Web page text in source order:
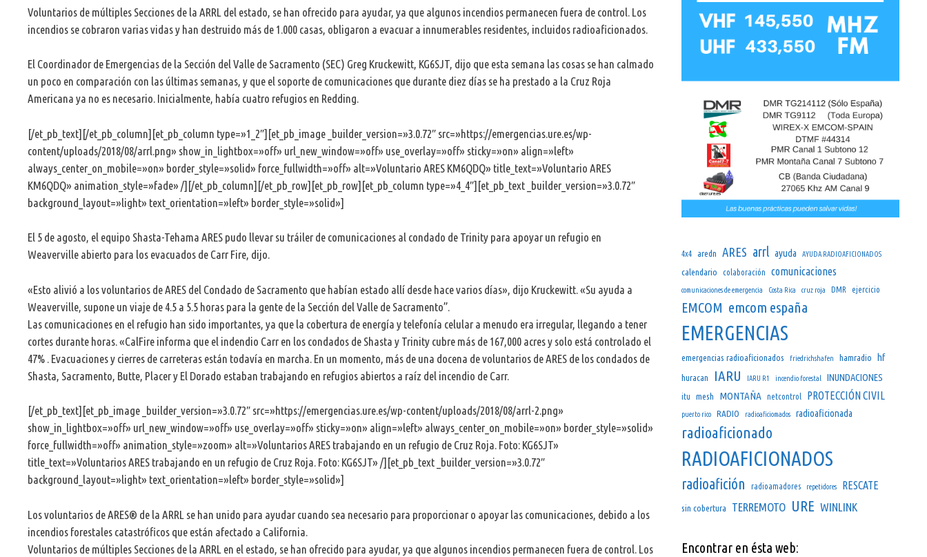
Voluntarios de múltiples Secciones de la ARRL del estado, se han ofrecido para ayudar, ya que algunos incendios permanecen fuera de control. Los
incendios se cobraron varias vidas y han destruido más de 1.000 casas, obligaron a evacuar a innumerables residentes, incluidos radioaficionados.
El Coordinador de Emergencias de la Sección del Valle de Sacramento (SEC) Greg Kruckewitt, KG6SJT, dijo que esta semana las cosas se han calmado
un poco en comparación con las últimas semanas, y que el soporte de comunicaciones que durante diez días se ha prestado a la Cruz Roja
Americana ya no es necesario. Inicialmente, había cuatro refugios en Redding.
[/et_pb_text][/et_pb_column][et_pb_column type=»1_2″][et_pb_image _builder_version=»3.0.72″ src=»https://emergencias.ure.es/wp-
content/uploads/2018/08/arrl.png» show_in_lightbox=»off» url_new_window=»off» use_overlay=»off» sticky=»on» align=»left»
always_center_on_mobile=»on» border_style=»solid» force_fullwidth=»off» alt=»Voluntario ARES KM6QDQ» title_text=»Voluntario ARES
KM6QDQ» animation_style=»fade» /][/et_pb_column][/et_pb_row][et_pb_row][et_pb_column type=»4_4″][et_pb_text _builder_version=»3.0.72″
background_layout=»light» text_orientation=»left» border_style=»solid»]
El 5 de agosto, el equipo Shasta-Tehama ARES pudo llevar su tráiler de comunicaciones al condado de Trinity para apoyar un refugio en
Weaverville abierto para los evacuados de Carr Fire, dijo.
«Esto alivió a los voluntarios de ARES del Condado de Sacramento que habían estado allí desde hace varios días», dijo Kruckewitt. «Su ayuda a
Weaverville, supone un viaje de 4.5 a 5.5 horas para la gente de la Sección del Valle de Sacramento”.
Las comunicaciones en el refugio han sido importantes, ya que la cobertura de energía y telefonía celular a menudo era irregular, llegando a tener
cortes durante horas. «CalFire informa que el indendio Carr en los condados de Shasta y Trinity cubre más de 167,000 acres y solo está controlado el
47% . Evacuaciones y cierres de carreteras están todavía en marcha. En un momento, más de una docena de voluntarios de ARES de los condados de
Shasta, Sacramento, Butte, Placer y El Dorado estaban trabajando en refugios abiertos a raíz del incendio de Carr.
[/et_pb_text][et_pb_image _builder_version=»3.0.72″ src=»https://emergencias.ure.es/wp-content/uploads/2018/08/arrl-2.png»
show_in_lightbox=»off» url_new_window=»off» use_overlay=»off» sticky=»on» align=»left» always_center_on_mobile=»on» border_style=»solid»
force_fullwidth=»off» animation_style=»zoom» alt=»Voluntarios ARES trabajando en un refugio de Cruz Roja. Foto: KG6SJT»
title_text=»Voluntarios ARES trabajando en un refugio de Cruz Roja. Foto: KG6SJT» /][et_pb_text _builder_version=»3.0.72″
background_layout=»light» text_orientation=»left» border_style=»solid»]
Los voluntarios de ARES® de la ARRL se han unido para ayudar cuando sea necesario para proporcionar o apoyar las comunicaciones, debido a los
incendios forestales catastróficos que están afectado a California.
Voluntarios de múltiples Secciones de la ARRL en el estado, se han ofrecido para ayudar, ya que algunos incendios permanecen fuera de control. Los
4x4 aredn ARES arrl ayuda AYUDA RADIOAFICIONADOS
calendario colaboración comunicaciones
comunicaciones de emergencia Costa Rica cruz roja DMR ejercicio
EMCOM emcom españa
EMERGENCIAS
emergencias radioaficionados friedrichshafen hamradio hf
huracan IARU IARU R1 incendio forestal INUNDACIONES
itu mesh MONTAÑA netcontrol PROTECCIÓN CIVIL
puerto rico RADIO radioaficiomados radioaficionada
radioaficionado
RADIOAFICIONADOS
radioafición radioamadores repetidores RESCATE
sin cobertura TERREMOTO URE WINLINK
Encontrar en ésta web: